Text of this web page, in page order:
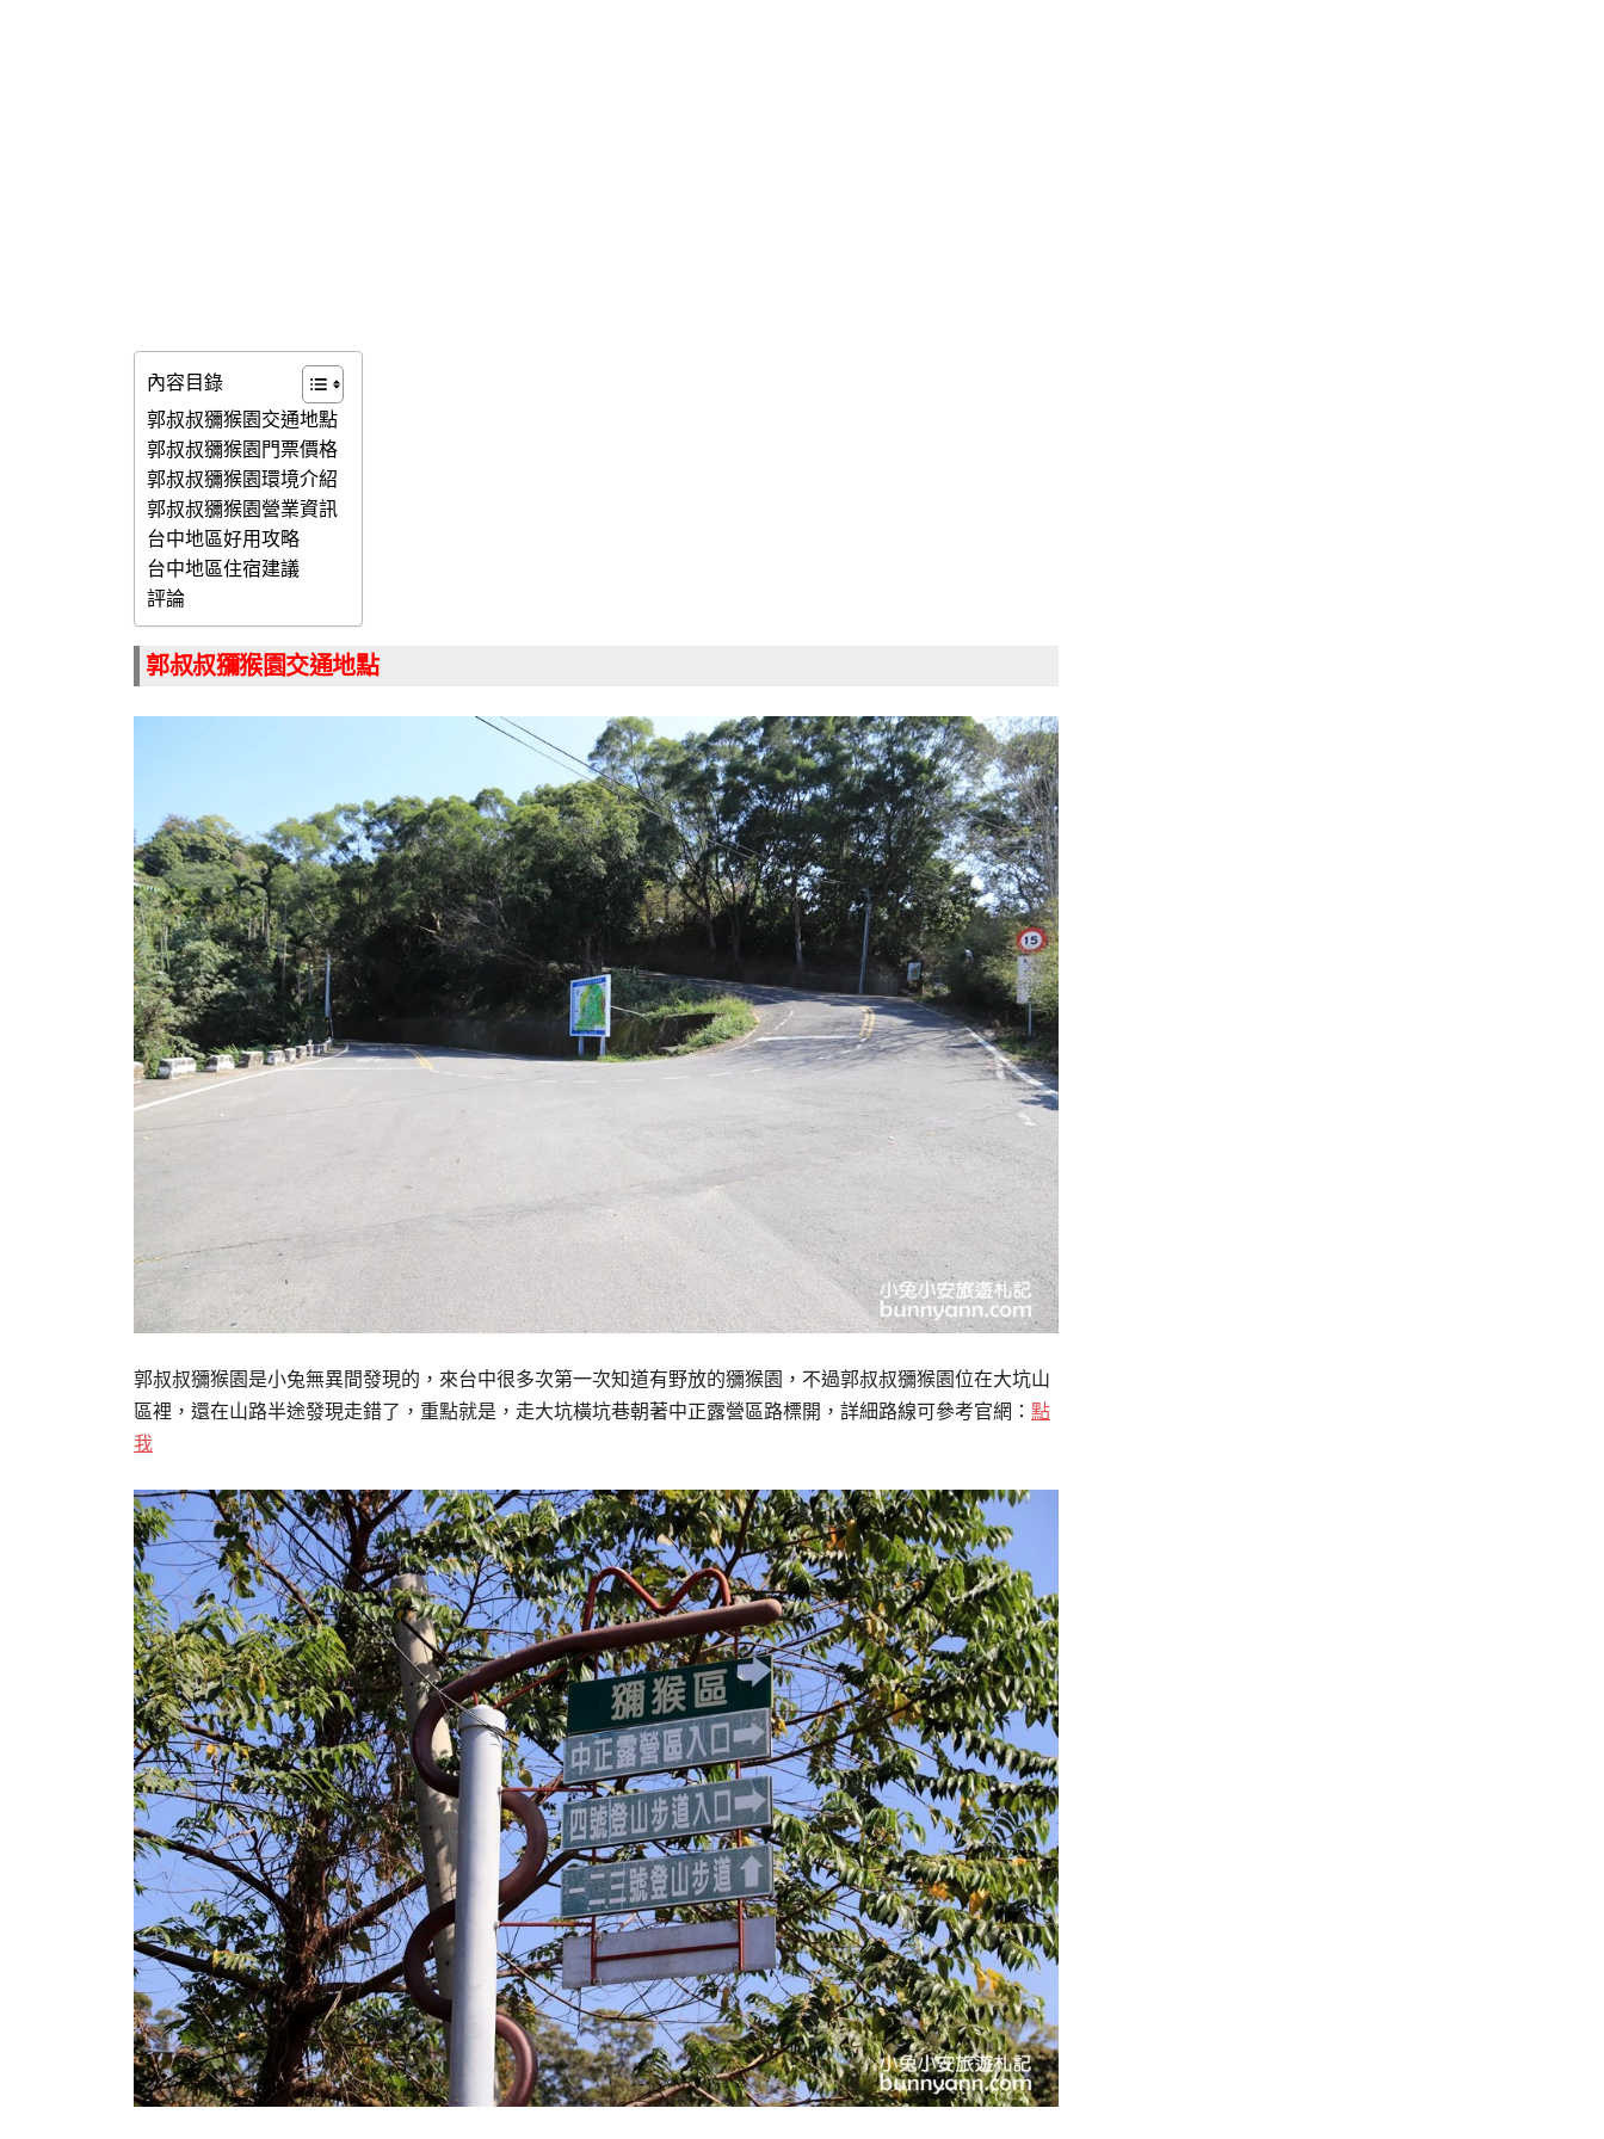
內容目錄
郭叔叔獼猴園交通地點
郭叔叔獼猴園門票價格
郭叔叔獼猴園環境介紹
郭叔叔獼猴園營業資訊
台中地區好用攻略
台中地區住宿建議
評論
郭叔叔獼猴園交通地點
郭叔叔獼猴園是小兔無異間發現的，來台中很多次第一次知道有野放的獼猴園，不過郭叔叔獼猴園位在大坑山
區裡，還在山路半途發現走錯了，重點就是，走大坑橫坑巷朝著中正露營區路標開，詳細路線可參考官網： 點
我